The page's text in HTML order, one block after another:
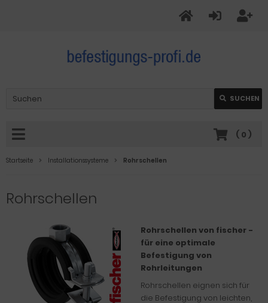
SUCHEN
( 0 )
Startseite Installationssysteme Rohrschellen
Rohrschellen
Rohrschellen von fischer -
für eine optimale
Befestigung von
Rohrleitungen
Rohrschellen eignen sich für
die Befestigung von leichten,